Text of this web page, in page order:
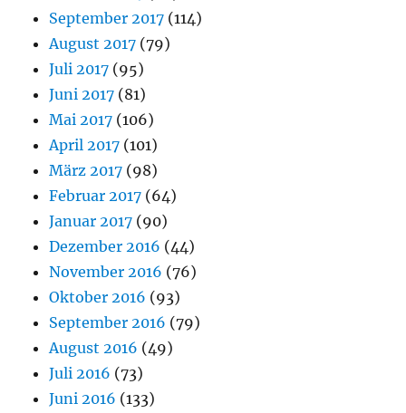
September 2017 (114)
August 2017 (79)
Juli 2017 (95)
Juni 2017 (81)
Mai 2017 (106)
April 2017 (101)
März 2017 (98)
Februar 2017 (64)
Januar 2017 (90)
Dezember 2016 (44)
November 2016 (76)
Oktober 2016 (93)
September 2016 (79)
August 2016 (49)
Juli 2016 (73)
Juni 2016 (133)